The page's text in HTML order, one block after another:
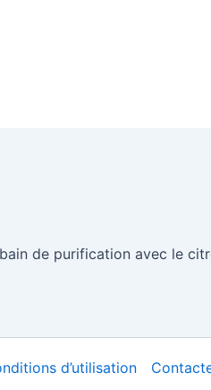
de purification avec le
d’utilisation